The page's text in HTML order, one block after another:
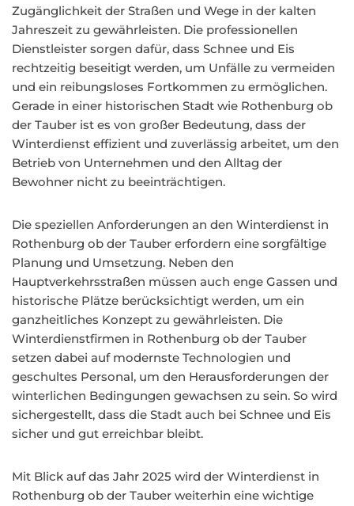
Zugänglichkeit der Straßen und Wege in der kalten
Jahreszeit zu gewährleisten. Die professionellen
Dienstleister sorgen dafür, dass Schnee und Eis
rechtzeitig beseitigt werden, um Unfälle zu vermeiden
und ein reibungsloses Fortkommen zu ermöglichen.
Gerade in einer historischen Stadt wie Rothenburg ob
der Tauber ist es von großer Bedeutung, dass der
Winterdienst effizient und zuverlässig arbeitet, um den
Betrieb von Unternehmen und den Alltag der
Bewohner nicht zu beeinträchtigen.
Die speziellen Anforderungen an den Winterdienst in
Rothenburg ob der Tauber erfordern eine sorgfältige
Planung und Umsetzung. Neben den
Hauptverkehrsstraßen müssen auch enge Gassen und
historische Plätze berücksichtigt werden, um ein
ganzheitliches Konzept zu gewährleisten. Die
Winterdienstfirmen in Rothenburg ob der Tauber
setzen dabei auf modernste Technologien und
geschultes Personal, um den Herausforderungen der
winterlichen Bedingungen gewachsen zu sein. So wird
sichergestellt, dass die Stadt auch bei Schnee und Eis
sicher und gut erreichbar bleibt.
Mit Blick auf das Jahr 2025 wird der Winterdienst in
Rothenburg ob der Tauber weiterhin eine wichtige